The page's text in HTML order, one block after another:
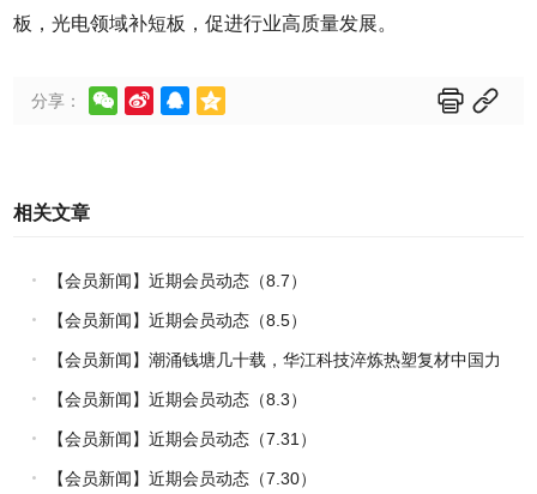
板，光电领域补短板，促进行业高质量发展。
分享：      
相关文章
【会员新闻】近期会员动态（8.7）
【会员新闻】近期会员动态（8.5）
【会员新闻】潮涌钱塘几十载，华江科技淬炼热塑复材中国力
量
【会员新闻】近期会员动态（8.3）
【会员新闻】近期会员动态（7.31）
【会员新闻】近期会员动态（7.30）